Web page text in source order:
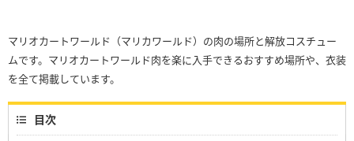
マリオカートワールド（マリカワールド）の肉の場所と解放コスチュー
ムです。マリオカートワールド肉を楽に入手できるおすすめ場所や、衣装
を全て掲載しています。
目次